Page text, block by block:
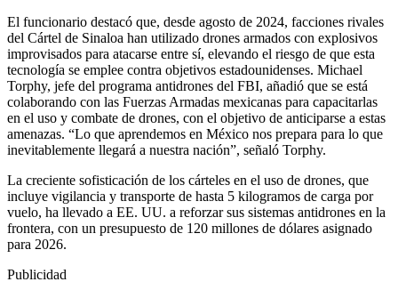
El funcionario destacó que, desde agosto de 2024, facciones rivales
del Cártel de Sinaloa han utilizado drones armados con explosivos
improvisados para atacarse entre sí, elevando el riesgo de que esta
tecnología se emplee contra objetivos estadounidenses. Michael
Torphy, jefe del programa antidrones del FBI, añadió que se está
colaborando con las Fuerzas Armadas mexicanas para capacitarlas
en el uso y combate de drones, con el objetivo de anticiparse a estas
amenazas. “Lo que aprendemos en México nos prepara para lo que
inevitablemente llegará a nuestra nación”, señaló Torphy.
La creciente sofisticación de los cárteles en el uso de drones, que
incluye vigilancia y transporte de hasta 5 kilogramos de carga por
vuelo, ha llevado a EE. UU. a reforzar sus sistemas antidrones en la
frontera, con un presupuesto de 120 millones de dólares asignado
para 2026.
Publicidad